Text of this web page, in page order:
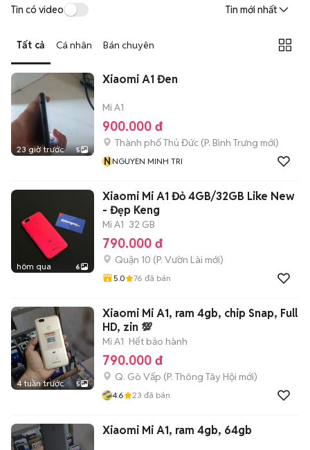
bảo máy hoạt động ổn định.
Tiết kiệm thời gian: Quy trình trao đổi trực tiếp, không qua các
bước chờ đợi vận chuyển rườm rà, tiền trao cháo múc ngay khi
kiểm tra xong.
Tin có video Tin mới nhất
Tất cả Cá nhân Bán chuyên
23 giờ trước 5
Xiaomi A1 Đen
Mi A1
900.000 đ
Thành phố Thủ Đức (P. Bình Trưng mới)
NNGUYEN MINH TRI
hôm qua 6
Xiaomi Mi A1 Đỏ 4GB/32GB Like New
- Đẹp Keng
Mi A1 32 GB
790.000 đ
Quận 10 (P. Vườn Lài mới)
5.0 76 đã bán
4 tuần trước 5
Xiaomi Mi A1, ram 4gb, chip Snap, Full
HD, zin 💯
Mi A1 Hết bảo hành
790.000 đ
Q. Gò Vấp (P. Thông Tây Hội mới)
4.6 23 đã bán
Xiaomi Mi A1, ram 4gb, 64gb